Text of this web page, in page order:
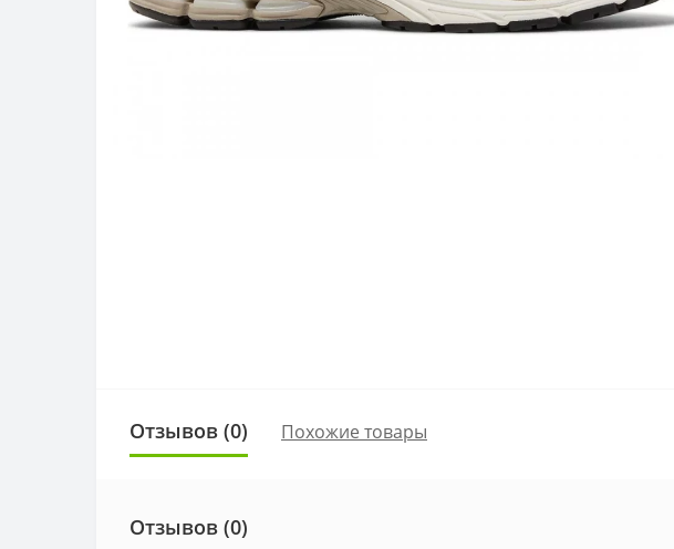
Отзывов (0) Похожие товары
Отзывов (0)